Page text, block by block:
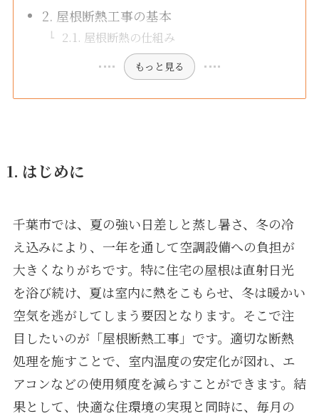
2. 屋根断熱工事の基本
2.1. 屋根断熱の仕組み
もっと見る
1. はじめに
千葉市では、夏の強い日差しと蒸し暑さ、冬の冷
え込みにより、一年を通して空調設備への負担が
大きくなりがちです。特に住宅の屋根は直射日光
を浴び続け、夏は室内に熱をこもらせ、冬は暖かい
空気を逃がしてしまう要因となります。そこで注
目したいのが「屋根断熱工事」です。適切な断熱
処理を施すことで、室内温度の安定化が図れ、エ
アコンなどの使用頻度を減らすことができます。結
果として、快適な住環境の実現と同時に、毎月の